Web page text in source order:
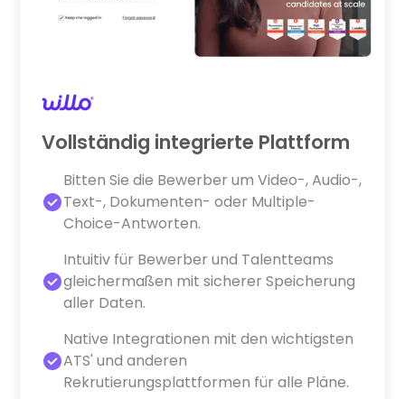
Vollständig integrierte Plattform
Bitten Sie die Bewerber um Video-, Audio-,
Text-, Dokumenten- oder Multiple-
Choice-Antworten.
Intuitiv für Bewerber und Talentteams
gleichermaßen mit sicherer Speicherung
aller Daten.
Native Integrationen mit den wichtigsten
ATS' und anderen
Rekrutierungsplattformen für alle Pläne.